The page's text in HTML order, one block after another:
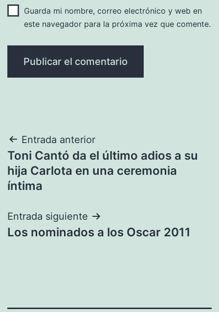
Guarda mi nombre, correo electrónico y web en
este navegador para la próxima vez que comente.
Navegación
de
entradas
Entrada anterior
Toni Cantó da el último adios a su
hija Carlota en una ceremonia
íntima
Entrada siguiente
Los nominados a los Oscar 2011